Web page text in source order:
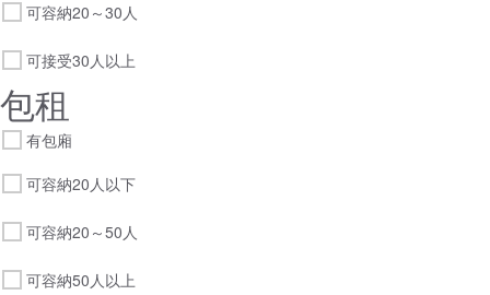
可容納20～30人
可接受30人以上
包租
有包廂
可容納20人以下
可容納20～50人
可容納50人以上